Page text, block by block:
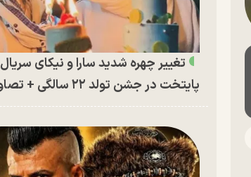
تغییر چهره شدید سارا و نیکای سریال
پایتخت در جشن تولد ۲۲ سالگی + تصاویر